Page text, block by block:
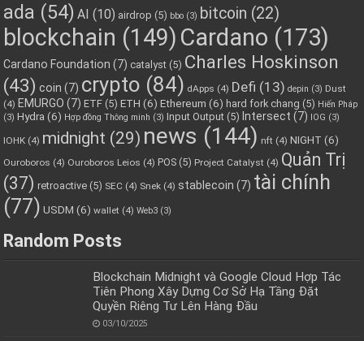
ada (54) AI (10) airdrop (5) bbo (3) bitcoin (22)
blockchain (149) Cardano (173)
Cardano Foundation (7) catalyst (5) Charles Hoskinson
(43) coin (7) crypto (84) dApps (4) Defi (13) depin (3) Dust
(4) EMURGO (7) ETF (5) ETH (6) Ethereum (6) hard fork chang (5) Hiến Pháp
(3) Hydra (6) Hợp đồng Thông minh (3) Input Output (5) Intersect (7) IOG (3)
IOHK (4) midnight (29) news (144) nft (4) NIGHT (6)
Ouroboros (4) Ouroboros Leios (4) POS (5) Project Catalyst (4) Quản Trị
(37) retroactive (5) SEC (4) Snek (4) stablecoin (7) tài chính
(77) USDM (6) wallet (4) Web3 (3)
Random Posts
Blockchain Midnight và Google Cloud Hợp Tác
Tiên Phong Xây Dựng Cơ Sở Hạ Tầng Đặt
Quyền Riêng Tư Lên Hàng Đầu
03/10/2025